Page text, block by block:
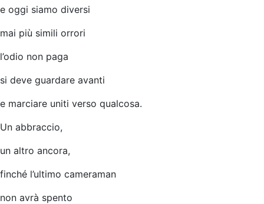
e oggi siamo diversi
mai più simili orrori
l’odio non paga
si deve guardare avanti
e marciare uniti verso qualcosa.
Un abbraccio,
un altro ancora,
finché l’ultimo cameraman
non avrà spento